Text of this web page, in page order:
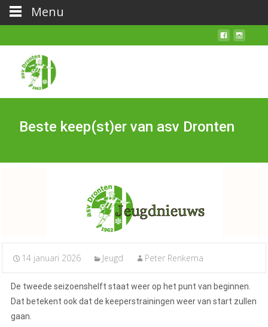
Beste keep(st)er van asv Dronten
14 januari 2026 Jeugd Peter Renkema
De tweede seizoenshelft staat weer op het punt van beginnen.
Dat betekent ook dat de keeperstrainingen weer van start zullen
gaan.
Menu